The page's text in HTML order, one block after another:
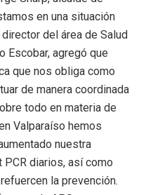
en una situación
del área de Salud
Escobar, agregó que
que nos obliga como
de manera coordinada
todo en materia de
Valparaíso hemos
nuestra
diarios, así como
la prevención.